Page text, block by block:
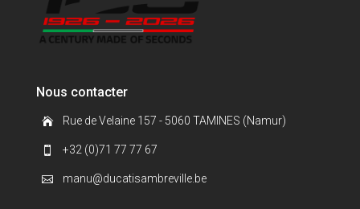
Nous contacter
 Rue de Velaine 157 - 5060 TAMINES (Namur)
 +32 (0)71 77 77 67
 manu@ducatisambreville.be